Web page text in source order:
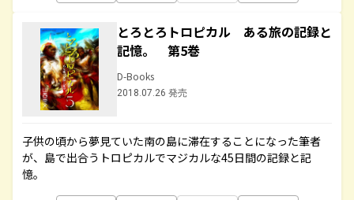
とろとろトロピカル ある旅の記録と
記憶。 第5巻
D-Books
2018.07.26 発売
子供の頃から夢見ていた南の島に滞在することになった筆者
が、島で出合うトロピカルでマジカルな45日間の記録と記
憶。